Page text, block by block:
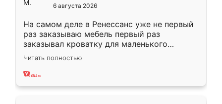
6 августа 2026
На самом деле в Ренессанс уже не первый
раз заказываю мебель первый раз
заказывал кроватку для маленького
ребёнка при его рождении ,во второй раз
заказал шкаф-купе. По качеству очень
хорошее сборка достаточно быстрая,
Читать полностью